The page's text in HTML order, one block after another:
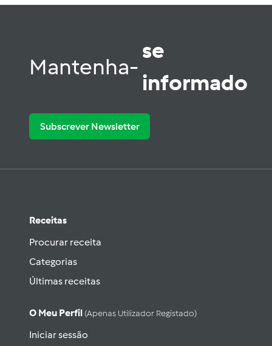
Mantenha-
se
informado
Subscrever Newsletter
Receitas
Procurar receita
Categorias
Últimas receitas
O Meu Perfil (apenas Utilizador Registado)
Iniciar sessão